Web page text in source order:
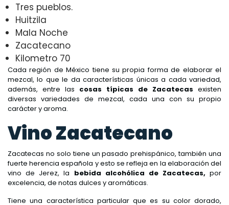
Tres pueblos.
Huitzila
Mala Noche
Zacatecano
Kilometro 70
Cada región de México tiene su propia forma de elaborar el
mezcal, lo que le da características únicas a cada variedad,
además, entre las cosas típicas de Zacatecas existen
diversas variedades de mezcal, cada una con su propio
carácter y aroma.
Vino Zacatecano
Zacatecas no solo tiene un pasado prehispánico, también una
fuerte herencia española y esto se refleja en la elaboración del
vino de Jerez, la bebida alcohólica de Zacatecas, por
excelencia, de notas dulces y aromáticas.
Tiene una característica particular que es su color dorado,